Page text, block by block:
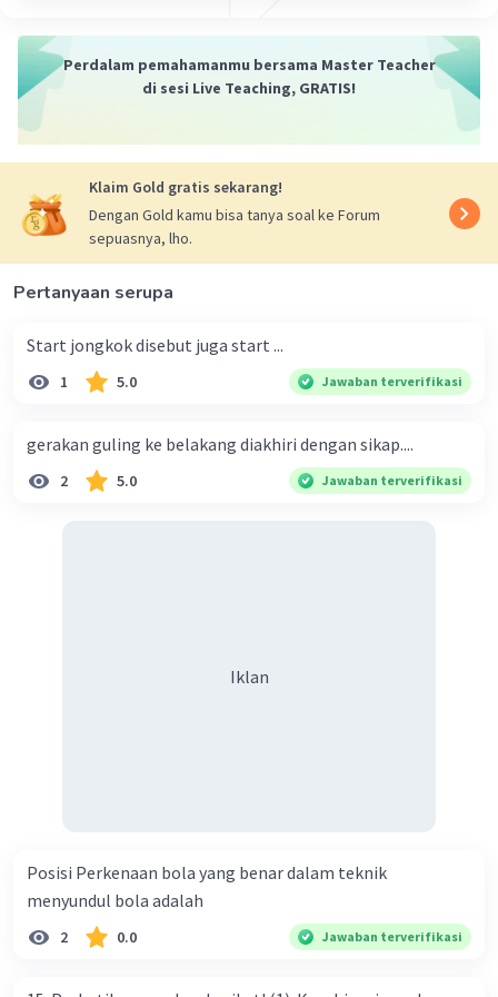
membantu menjaga base lainnya
Perdalam pemahamanmu bersama Master Teacher
di sesi Live Teaching, GRATIS!
Klaim Gold gratis sekarang!
Dengan Gold kamu bisa tanya soal ke Forum
sepuasnya, lho.
Pertanyaan serupa
Start jongkok disebut juga start ...
1 5.0 Jawaban terverifikasi
gerakan guling ke belakang diakhiri dengan sikap....
2 5.0 Jawaban terverifikasi
Iklan
Posisi Perkenaan bola yang benar dalam teknik
menyundul bola adalah​
2 0.0 Jawaban terverifikasi